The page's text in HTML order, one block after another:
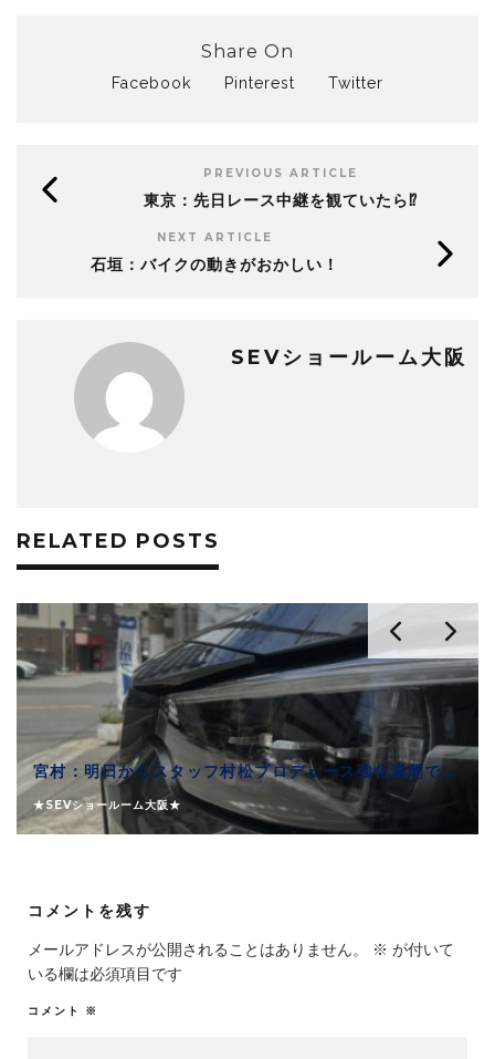
Share On
Facebook Pinterest Twitter
PREVIOUS ARTICLE
東京：先日レース中継を観ていたら⁉
NEXT ARTICLE
石垣：バイクの動きがおかしい！
SEVショールーム大阪
RELATED POSTS
宮村：明日からスタッフ村松プロデュース強化週間です！
★SEVショールーム大阪★
コメントを残す
メールアドレスが公開されることはありません。 ※ が付いて
いる欄は必須項目です
コメント ※